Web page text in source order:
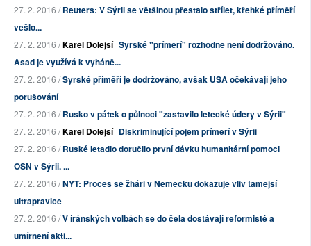
27. 2. 2016 /Reuters: V Sýrii se většinou přestalo střílet, křehké příměří
vešlo...
27. 2. 2016 /Karel Dolejší Syrské "příměří" rozhodně není dodržováno.
Asad je využívá k vyháně...
27. 2. 2016 /Syrské příměří je dodržováno, avšak USA očekávají jeho
porušování
27. 2. 2016 /Rusko v pátek o půlnoci "zastavilo letecké údery v Sýrii"
27. 2. 2016 /Karel Dolejší Diskriminující pojem příměří v Sýrii
27. 2. 2016 /Ruské letadlo doručilo první dávku humanitární pomoci
OSN v Sýrii. ...
27. 2. 2016 /NYT: Proces se žháři v Německu dokazuje vliv tamější
ultrapravice
27. 2. 2016 /V íránských volbách se do čela dostávají reformisté a
umírnění akti...